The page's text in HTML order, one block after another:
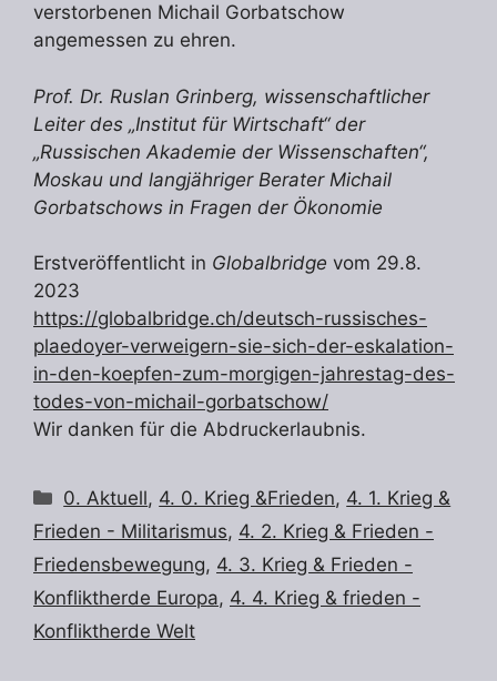
verstorbenen Michail Gorbatschow
angemessen zu ehren.
Prof. Dr. Ruslan Grinberg, wissenschaftlicher
Leiter des „Institut für Wirtschaft“ der
„Russischen Akademie der Wissenschaften“,
Moskau und langjähriger Berater Michail
Gorbatschows in Fragen der Ökonomie
Erstveröffentlicht in Globalbridge vom 29.8.
2023
https://globalbridge.ch/deutsch-russisches-
plaedoyer-verweigern-sie-sich-der-eskalation-
in-den-koepfen-zum-morgigen-jahrestag-des-
todes-von-michail-gorbatschow/
Wir danken für die Abdruckerlaubnis.
Kategorien
0. Aktuell, 4. 0. Krieg &Frieden, 4. 1. Krieg &
Frieden - Militarismus, 4. 2. Krieg & Frieden -
Friedensbewegung, 4. 3. Krieg & Frieden -
Konfliktherde Europa, 4. 4. Krieg & frieden -
Konfliktherde Welt